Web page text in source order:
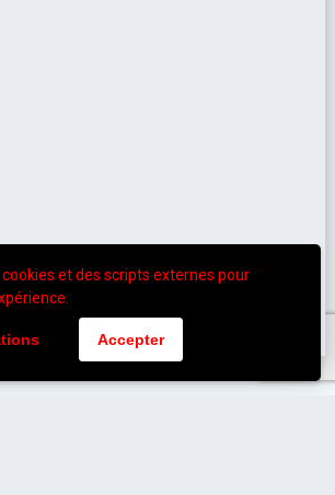
et des scripts externes pour
Accepter